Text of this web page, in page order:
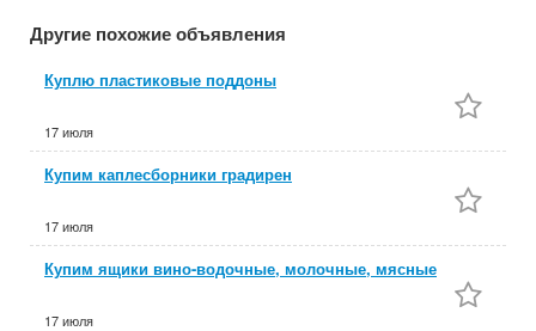
Другие похожие объявления
Куплю пластиковые поддоны
17 июля
Купим каплесборники градирен
17 июля
Купим ящики вино-водочные, молочные, мясные
17 июля